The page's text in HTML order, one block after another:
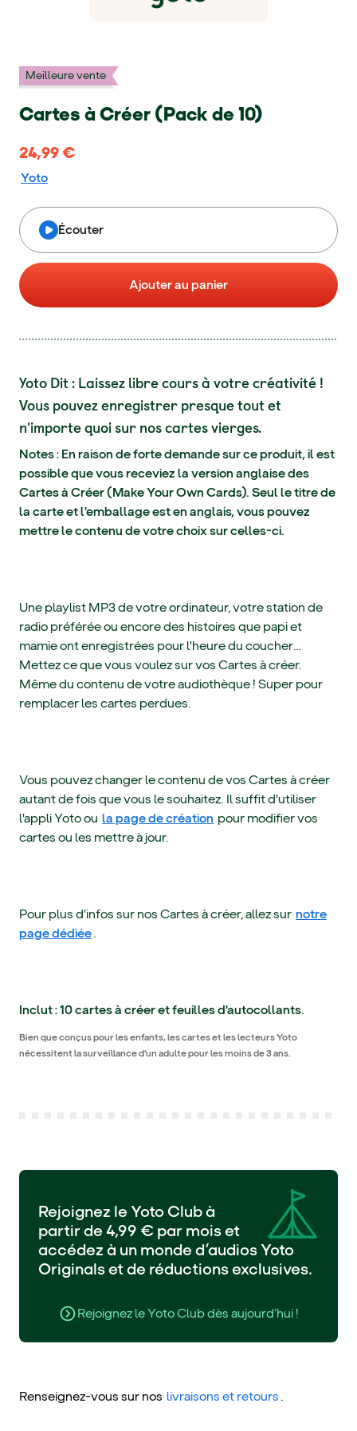
Meilleure vente
Cartes à Créer (Pack de 10)
24,99 €
24,99 €
Yoto
Ajouter au panier
Écouter
Yoto Dit : Laissez libre cours à votre créativité !
Vous pouvez enregistrer presque tout et
n'importe quoi sur nos cartes vierges.
Notes : En raison de forte demande sur ce produit, il est
possible que vous receviez la version anglaise des
Cartes à Créer (Make Your Own Cards). Seul le titre de
la carte et l'emballage est en anglais, vous pouvez
mettre le contenu de votre choix sur celles-ci.
Une playlist MP3 de votre ordinateur, votre station de
radio préférée ou encore des histoires que papi et
mamie ont enregistrées pour l'heure du coucher…
Mettez ce que vous voulez sur vos Cartes à créer.
Même du contenu de votre audiothèque ! Super pour
remplacer les cartes perdues.
Vous pouvez changer le contenu de vos Cartes à créer
autant de fois que vous le souhaitez. Il suffit d'utiliser
l'appli Yoto ou la page de création pour modifier vos
cartes ou les mettre à jour.
Pour plus d'infos sur nos Cartes à créer, allez sur notre
page dédiée.
Inclut : 10 cartes à créer et feuilles d'autocollants.
Bien que conçus pour les enfants, les cartes et les lecteurs Yoto
nécessitent la surveillance d'un adulte pour les moins de 3 ans.
Rejoignez le Yoto Club à
partir de 4,99 € par mois et
accédez à un monde d’audios Yoto
Originals et de réductions exclusives.
Rejoignez le Yoto Club dès aujourd’hui !
Renseignez-vous sur nos livraisons et retours .